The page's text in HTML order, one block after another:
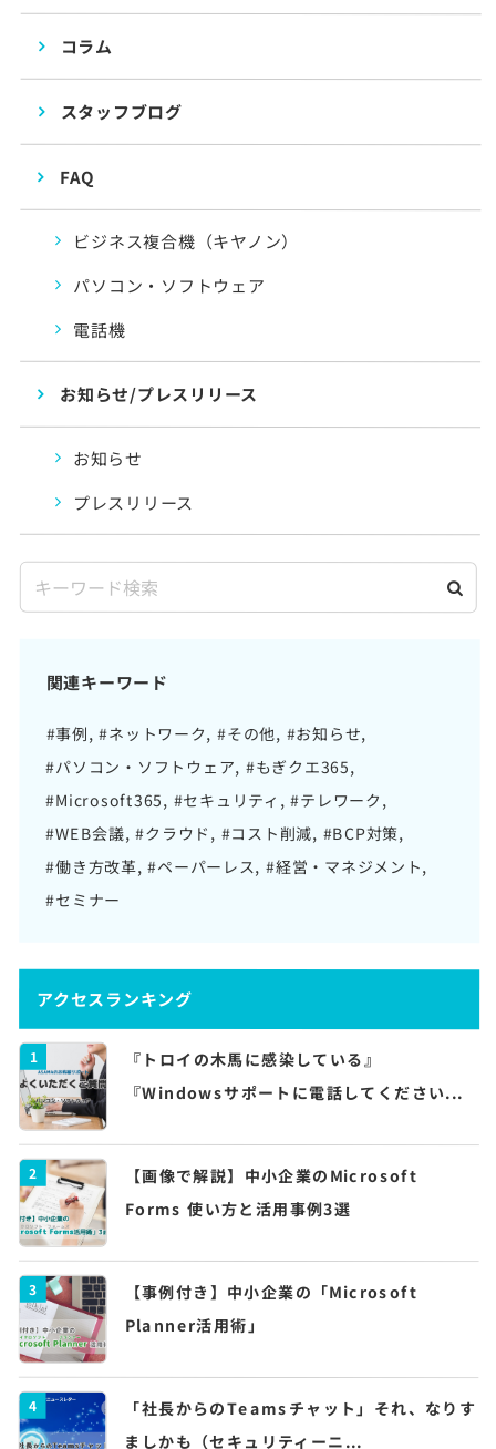
コラム
スタッフブログ
FAQ
ビジネス複合機（キヤノン）
パソコン・ソフトウェア
電話機
お知らせ/プレスリリース
お知らせ
プレスリリース
関連キーワード
#事例 #ネットワーク #その他 #お知らせ
#パソコン・ソフトウェア #もぎクエ365
#Microsoft365 #セキュリティ #テレワーク
#WEB会議 #クラウド #コスト削減 #BCP対策
#働き方改革 #ペーパーレス #経営・マネジメント
#セミナー
アクセスランキング
1 『トロイの木馬に感染している』
『Windowsサポートに電話してください...
2 【画像で解説】中小企業のMicrosoft
Forms 使い方と活用事例3選
3 【事例付き】中小企業の「Microsoft
Planner活用術」
4 「社長からのTeamsチャット」それ、なりす
ましかも（セキュリティーニ...